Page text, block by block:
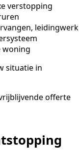
verstopping
leidingwerk
woning
situatie in
offerte